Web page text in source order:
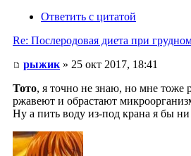
Ответить с цитатой
Re: Послеродовая диета при
рыжик » 25 окт 2017, 18:41
Тото, я точно не знаю, но мне тоже
ржавеют и обрастают
Ну а пить воду из-под крана я бы ни